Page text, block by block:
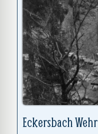
Eckersbach Wehr